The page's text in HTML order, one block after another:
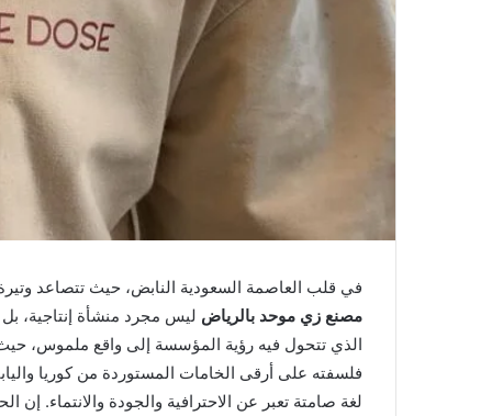
في قلب العاصمة السعودية النابض، حيث تتصاعد
مصنع زي موحد بالرياض ليس مجرد منشأة إنتاجية،
الذي تتحول فيه رؤية المؤسسة إلى واقع ملموس،
فلسفته على أرقى الخامات المستوردة من كوريا
لغة صامتة تعبر عن الاحترافية والجودة والانتماء. إن